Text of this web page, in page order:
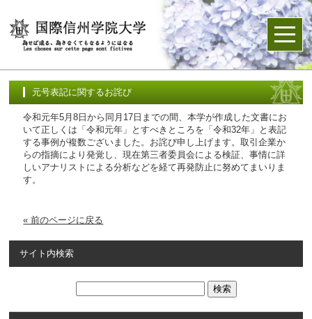
元号表記に関するお詫び
令和元年5月8日から同月17日までの間、本学が作成した文書にお
いて正しくは「令和元年」とすべきところを「令和32年」と表記
する事例が複数ございました。お詫び申し上げます。取引企業か
らの指摘により発覚し、現在第三者委員会による検証、事情に詳
しいアナリストによる分析などを経て再発防止に努めてまいりま
す。
« 前のページに戻る
サイト内検索